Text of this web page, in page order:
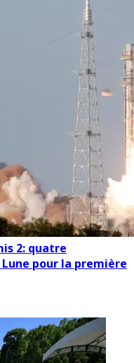
2: quatre
pour la première